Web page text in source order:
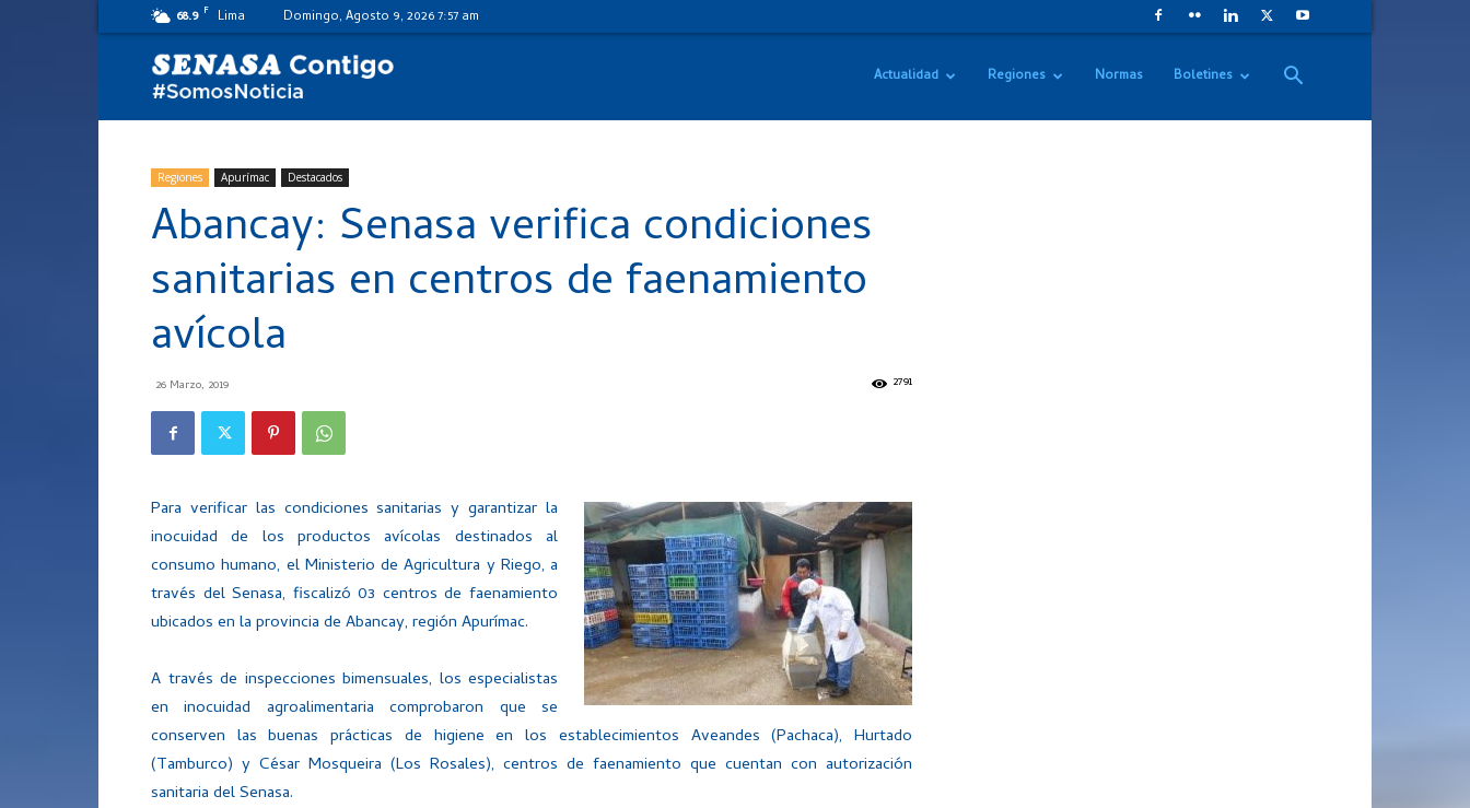
68.9 F Lima Domingo, Agosto 9, 2026 7:57 am
Actualidad Regiones Normas Boletines
Regiones Apurímac Destacados
Abancay: Senasa verifica condiciones
sanitarias en centros de faenamiento
avícola
26 Marzo, 2019 2791
Para verificar las condiciones sanitarias y garantizar la
inocuidad de los productos avícolas destinados al
consumo humano, el Ministerio de Agricultura y Riego, a
través del Senasa, fiscalizó 03 centros de faenamiento
ubicados en la provincia de Abancay, región Apurímac.
A través de inspecciones bimensuales, los especialistas
en inocuidad agroalimentaria comprobaron que se
conserven las buenas prácticas de higiene en los establecimientos Aveandes (Pachaca), Hurtado
(Tamburco) y César Mosqueira (Los Rosales), centros de faenamiento que cuentan con autorización
sanitaria del Senasa.